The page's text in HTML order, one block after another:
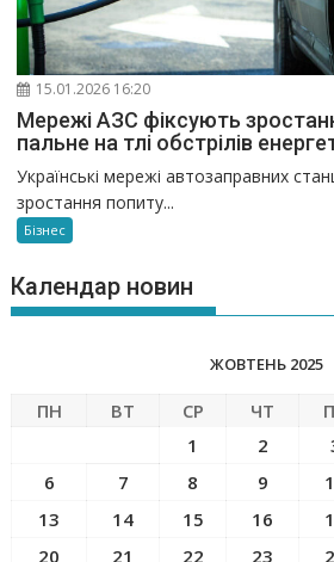
15.01.2026 16:20
Мережі АЗС фіксують
пальне на тлі обстрілів
Українські мережі автозаправних
зростання попиту...
Бізнес
Календар новин
ЖОВТЕНЬ 2025
ПН ВТ СР ЧТ
1
2
6
7 8 9
13
14 15 16
20
21 22 23